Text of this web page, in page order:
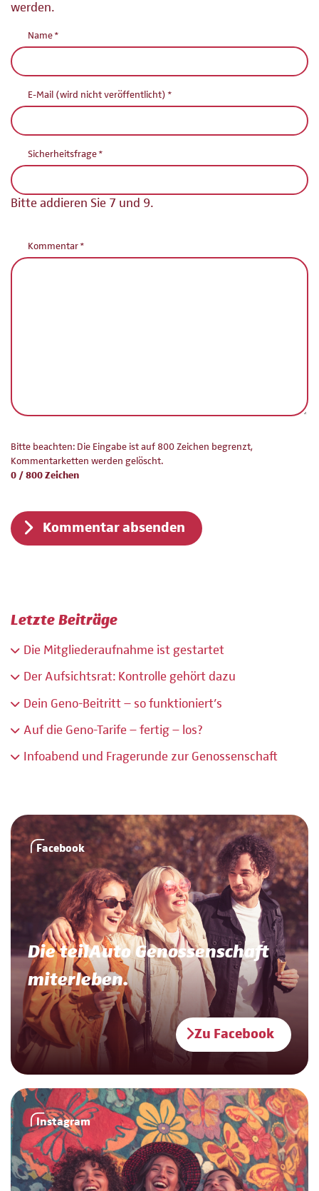
werden.
Pflichtfeld
Name*
Pflichtfeld
E-Mail (wird nicht veröffentlicht) *
Pflichtfeld
Sicherheitsfrage*
Bitte addieren Sie 7 und 9.
Pflichtfeld
Kommentar*
Bitte beachten: Die Eingabe ist auf 800 Zeichen begrenzt,
Kommentarketten werden gelöscht.
0 / 800 Zeichen
Kommentar absenden
Letzte Beiträge
Die Mitgliederaufnahme ist gestartet
Der Aufsichtsrat: Kontrolle gehört dazu
Dein Geno-Beitritt – so funktioniert’s
Auf die Geno-Tarife – fertig – los?
Infoabend und Fragerunde zur Genossenschaft
Facebook
Die teilAuto Genossenschaft
miterleben.
Zu Facebook
Instagram